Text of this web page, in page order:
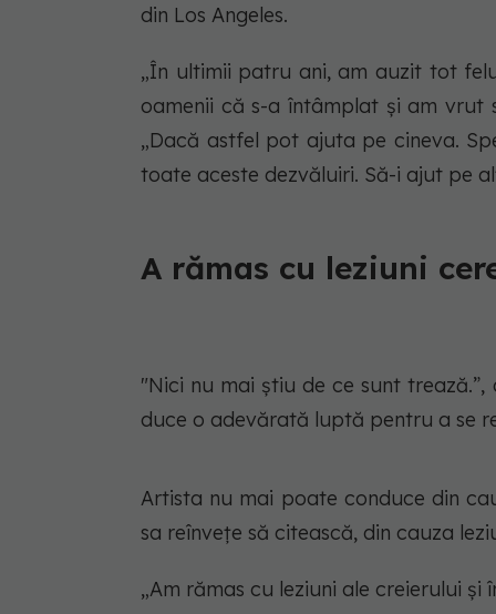
din Los Angeles.
„În ultimii patru ani, am auzit tot
oamenii că s-a întâmplat și am vrut
„Dacă astfel pot ajuta pe cineva.
toate aceste dezvăluiri. Să-i ajut pe
A rămas cu leziuni
"Nici nu mai știu de ce sunt
duce o adevărată luptă pentru a se
Artista nu mai poate conduce din
sa reînvețe să citească, din cauza
„Am rămas cu leziuni ale creierului și